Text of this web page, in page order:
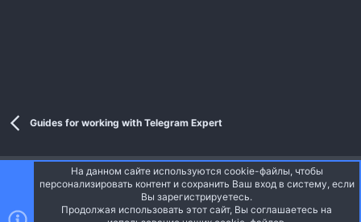
Guides for working with Telegram Expert
Style and add-ons by ThemeHouse
Перевод от Jumuro ®
Запросы 14 Время 0.0426s
3.34MB
На данном сайте используются cookie-файлы, чтобы
персонализировать контент и сохранить Ваш вход в систему, если
Вы зарегистрируетесь.
Продолжая использовать этот сайт, Вы соглашаетесь на